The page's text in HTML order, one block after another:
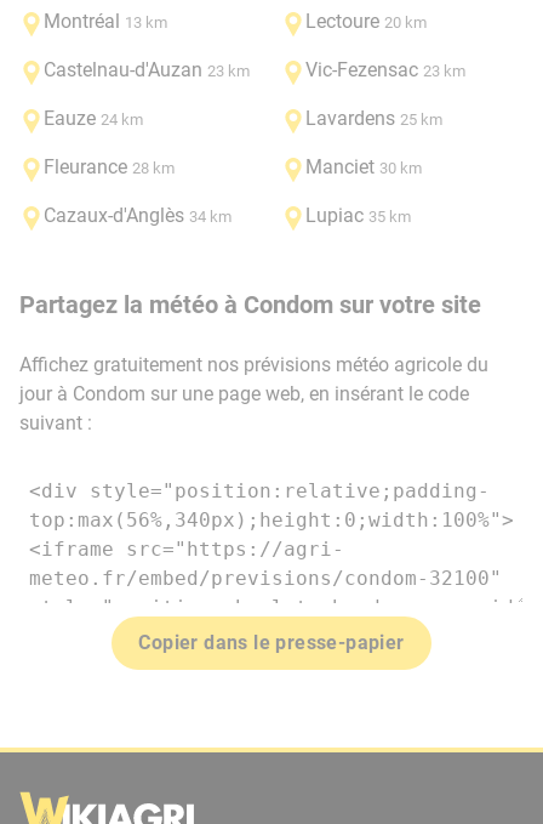
Montréal 13 km Lectoure 20 km
Castelnau-d'Auzan 23 km Vic-Fezensac 23 km
Eauze 24 km Lavardens 25 km
Fleurance 28 km Manciet 30 km
Cazaux-d'Anglès 34 km Lupiac 35 km
Partagez la météo à Condom sur votre site
Affichez gratuitement nos prévisions météo agricole du
jour à Condom sur une page web, en insérant le code
suivant :
Copier dans le presse-papier